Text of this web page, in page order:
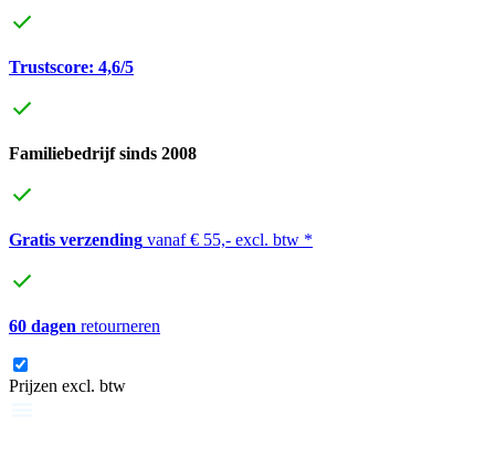
Trustscore: 4,6/5
Familiebedrijf sinds 2008
Gratis verzending vanaf € 55,- excl. btw *
60 dagen retourneren
Prijzen excl. btw